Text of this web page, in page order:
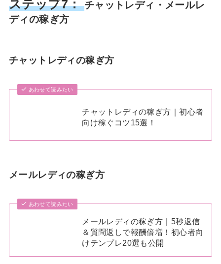
ステップ7： チャットレディ・メールレ
ディの稼ぎ方
チャットレディの稼ぎ方
あわせて読みたい
チャットレディの稼ぎ方｜初心者
向け稼ぐコツ15選！
メールレディの稼ぎ方
あわせて読みたい
メールレディの稼ぎ方｜5秒返信
＆質問返しで報酬倍増！初心者向
けテンプレ20選も公開